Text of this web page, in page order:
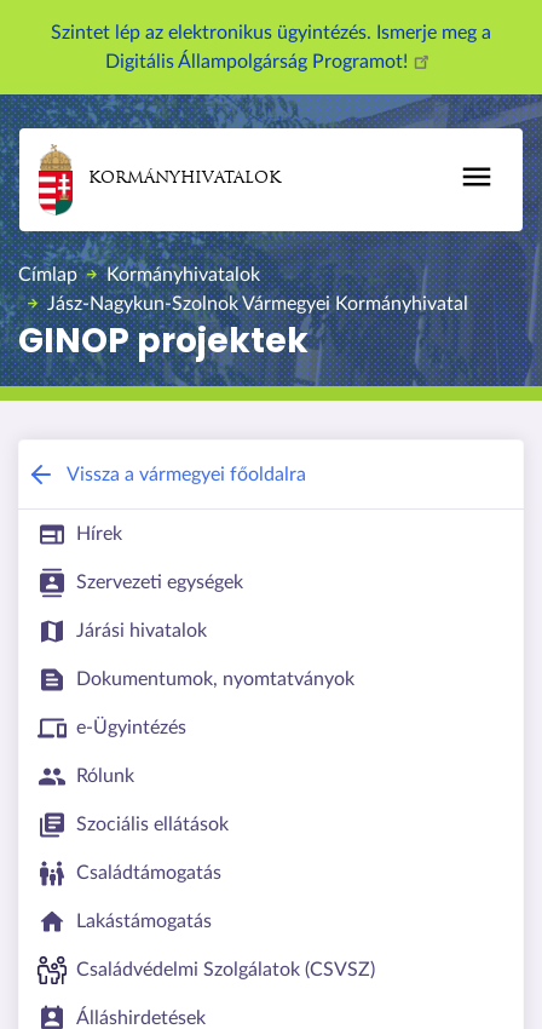
á
a
a
r
t
a
l
o
r
a
Szintet lép az elektronikus ügyintézés. Ismerje meg a
Digitális Állampolgárság Programot!
KORMÁNYHIVATALOK
Címlap
Kormányhivatalok
Jász-Nagykun-Szolnok Vármegyei Kormányhivatal
GINOP projektek
Jász-Nagykun-Szolnok Vármegyei
Vissza a vármegyei főoldalra
Hírek
Szervezeti egységek
Járási hivatalok
Dokumentumok, nyomtatványok
e-Ügyintézés
Rólunk
Szociális ellátások
Családtámogatás
Lakástámogatás
Családvédelmi Szolgálatok (CSVSZ)
Álláshirdetések